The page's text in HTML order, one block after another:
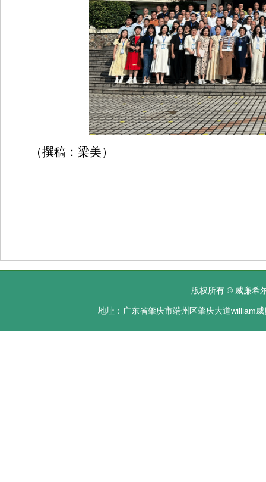
（撰稿：梁美）
版权所有 © 威廉希
地址：广东省肇庆市端州区肇庆大道william